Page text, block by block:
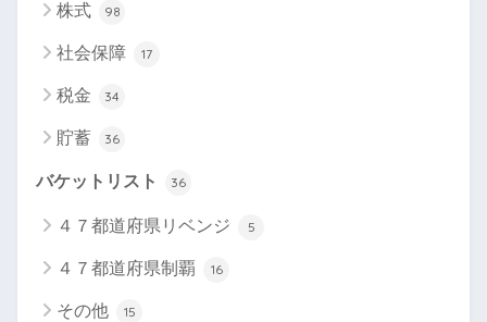
株式 98
社会保障 17
税金 34
貯蓄 36
バケットリスト 36
４７都道府県リベンジ 5
４７都道府県制覇 16
その他 15